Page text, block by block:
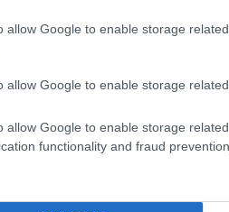
allow Google to enable storage
allow Google to enable storage
allow Google to enable storage
functionality and fraud